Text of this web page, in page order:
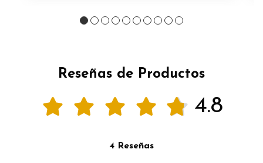
Reseñas de Productos
4.8
4 Reseñas